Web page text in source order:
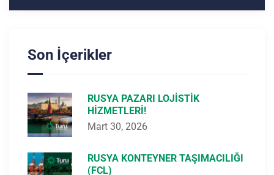
Son İçerikler
RUSYA PAZARI LOJISTIK
HIZMETLERI!
Mart 30, 2026
RUSYA KONTEYNER TAŞIMACILIĞI
(FCL)